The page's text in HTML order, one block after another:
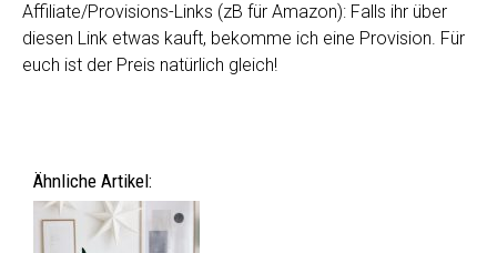
Affiliate/Provisions-Links (zB für Amazon): Falls ihr über
diesen Link etwas kauft, bekomme ich eine Provision. Für
euch ist der Preis natürlich gleich!
Ähnliche Artikel: